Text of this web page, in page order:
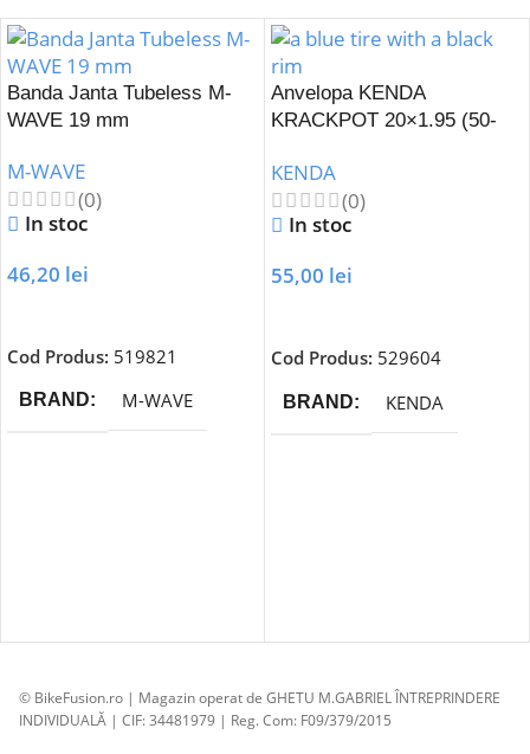
Banda Janta Tubeless M-
WAVE 19 mm
M-WAVE
(0)
In stoc
46,20 lei
Cod Produs: 519821
BRAND M-WAVE
Anvelopa KENDA
KRACKPOT 20×1.95 (50-
KENDA
(0)
In stoc
55,00 lei
Cod Produs: 529604
BRAND KENDA
© BikeFusion.ro | Magazin operat de GHETU M.GABRIEL ÎNTREPRINDERE
INDIVIDUALĂ | CIF: 34481979 | Reg. Com: F09/379/2015